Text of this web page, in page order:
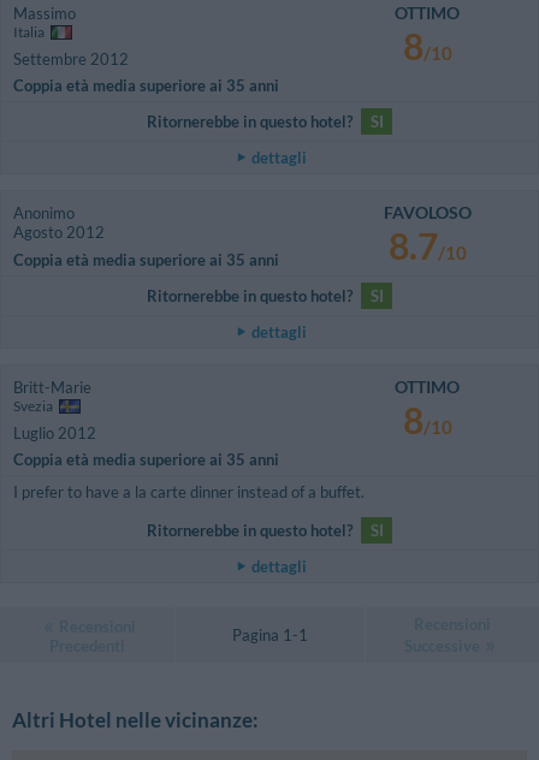
Massimo
Italia
Settembre 2012
Coppia età media superiore ai 35 anni
OTTIMO
8/10
Ritornerebbe in questo hotel?
SI
dettagli
Anonimo
Agosto 2012
Coppia età media superiore ai 35 anni
FAVOLOSO
8.7/10
Ritornerebbe in questo hotel?
SI
dettagli
Britt-Marie
Svezia
Luglio 2012
Coppia età media superiore ai 35 anni
OTTIMO
8/10
I prefer to have a la carte dinner instead of a buffet.
Ritornerebbe in questo hotel?
SI
dettagli
Pagina 1-1
Altri Hotel nelle vicinanze: